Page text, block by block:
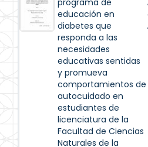
programa de
educación en
diabetes que
responda a las
necesidades
educativas sentidas
y promueva
comportamientos de
autocuidado en
estudiantes de
licenciatura de la
Facultad de Ciencias
Naturales de la